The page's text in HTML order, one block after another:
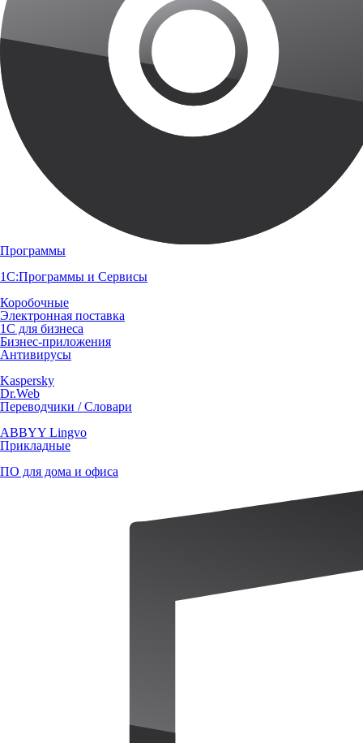
Программы
1С:Программы и Сервисы
Коробочные
Электронная поставка
1С для бизнеса
Бизнес-приложения
Антивирусы
Kaspersky
Dr.Web
Переводчики / Словари
ABBYY Lingvo
Прикладные
ПО для дома и офиса